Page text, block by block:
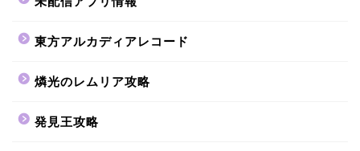
東方アルカディアレコード
燐光のレムリア攻略
発見王攻略